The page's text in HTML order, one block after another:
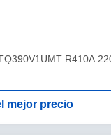
R410A
mejor precio